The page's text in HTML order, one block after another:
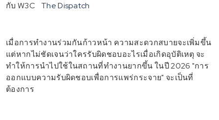
กับ W3C
The Dispatch
เมื่อการทำงานร่วมกันก้าวหน้า ความสะดวกสบายจะเพิ่มขึ้น
แต่หากไม่ชัดเจนว่าใครรับผิดชอบอะไรเมื่อเกิดอุบัติเหตุ จะ
ทำให้การนำไปใช้ในสถานที่ทำงานยากขึ้น ในปี 2026 "การ
ออกแบบความรับผิดชอบเพื่อการแพร่กระจาย" จะเป็นที่
ต้องการ